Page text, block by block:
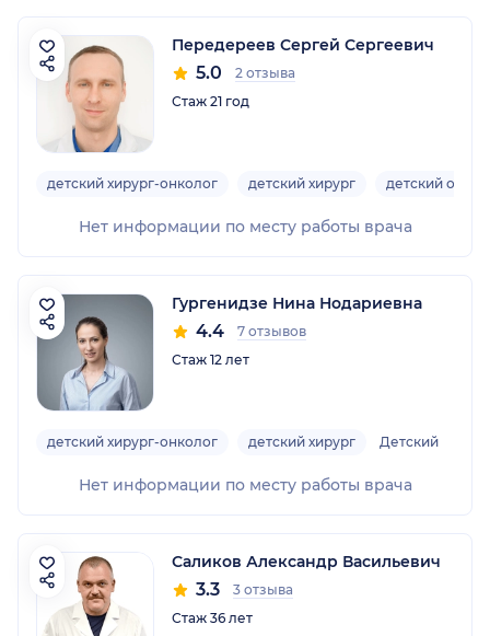
Передереев Сергей Сергеевич
5.0
2 отзыва
Стаж 21 год
детский хирург-онколог детский хирург детский
Нет информации по месту работы врача
Гургенидзе Нина Нодариевна
4.4
7 отзывов
Стаж 12 лет
детский хирург-онколог детский хирург Детский
Нет информации по месту работы врача
Саликов Александр Васильевич
3.3
3 отзыва
Стаж 36 лет